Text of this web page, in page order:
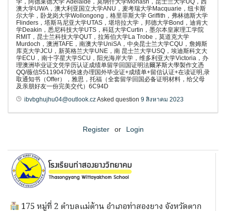
学，阿德莱德大学 Adelaide，莫纳什大学Monash，昆士兰大学UQ，西
澳大学UWA，澳大利亚国立大学ANU，麦考瑞大学Macquarie，纽卡斯
尔大学，卧龙岗大学Wollongong，格里菲斯大学 Griffith，弗林德斯大学
Flinders，塔斯马尼亚大学UTAS，堪培拉大学，邦德大学Bond，迪肯大
学Deakin，悉尼科技大学UTS，科廷大学Curtin，墨尔本皇家理工学院
RMIT，昆士兰科技大学QUT，拉筹伯大学La Trobe，莫道克大学
Murdoch，澳洲TAFE，南澳大学UniSA，中央昆士兰大学CQU，詹姆斯
库克大学JCU，新英格兰大学UNE，南 昆士兰大学USQ，埃迪斯科文大
学ECU，南十字星大学SCU，阳光海岸大学，维多利亚大学Victoria，办
理澳洲毕业证文凭学历认证成绩单留学回国证明法爾茅斯大學製作文憑
QQ/薇信551190476快速办理国外毕业证+成绩单+留信认证+在读证明,录
取通知书（Offer），雅思，托福（全套留学回国必备证明材料，给父母
及亲朋好友一份完美交代）6C94D
ibvbghujhu04@outlook.czAsked question 9 สิงหาคม 2023
Register or Login
175 หมู่ที่ 2 ตำบลแม่ต้าน อำเภอท่าสองยาง จังหวัดตาก